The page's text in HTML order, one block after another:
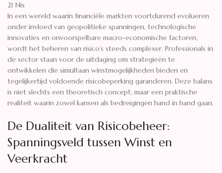
21 Nis
In een wereld waarin financiële markten voortdurend evolueren
onder invloed van geopolitieke spanningen, technologische
innovaties en onvoorspelbare macro-economische factoren,
wordt het beheren van risico’s steeds complexer. Professionals in
de sector staan voor de uitdaging om strategieën te
ontwikkelen die simultaan winstmogelijkheden bieden en
tegelijkertijd voldoende risicobeperking garanderen. Deze balans
is niet slechts een theoretisch concept, maar een praktische
realiteit waarin zowel kansen als bedreigingen hand in hand gaan.
De Dualiteit van Risicobeheer:
Spanningsveld tussen Winst en
Veerkracht